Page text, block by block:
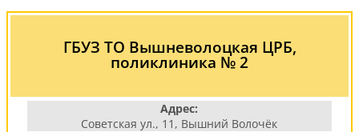
ГБУЗ ТО Вышневолоцкая ЦРБ,
поликлиника № 2
Адрес:
Советская ул., 11, Вышний Волочёк